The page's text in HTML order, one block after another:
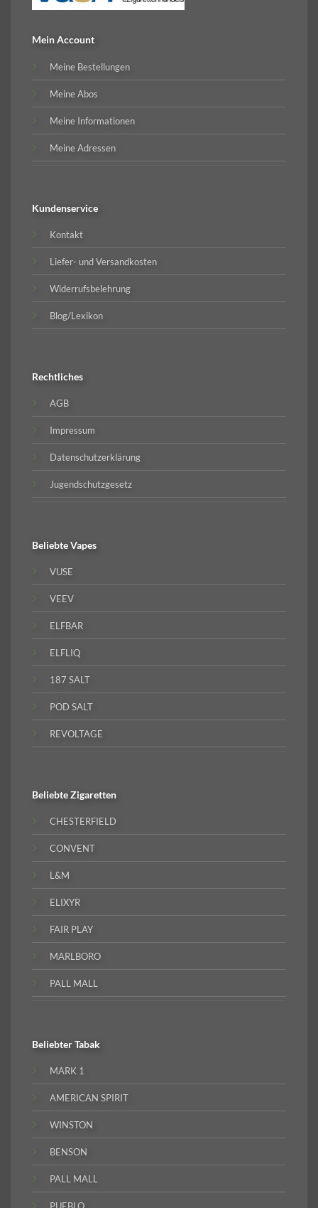
Mein Account
Meine Bestellungen
Meine Abos
Meine Informationen
Meine Adressen
Kundenservice
Kontakt
Liefer- und Versandkosten
Widerrufsbelehrung
Blog/Lexikon
Rechtliches
AGB
Impressum
Datenschutzerklärung
Jugendschutzgesetz
BeliebteVapes
VUSE
VEEV
ELFBAR
ELFLIQ
187 SALT
POD SALT
REVOLTAGE
BeliebteZigaretten
CHESTERFIELD
CONVENT
L&M
ELIXYR
FAIR PLAY
MARLBORO
PALL MALL
BeliebterTabak
MARK 1
AMERICAN SPIRIT
WINSTON
BENSON
PALL MALL